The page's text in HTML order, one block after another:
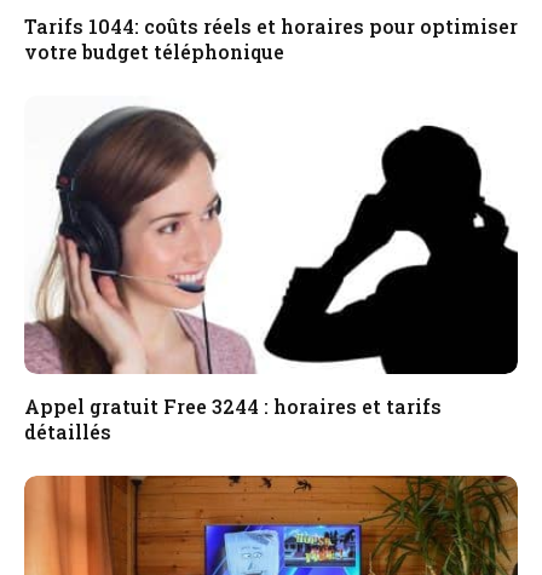
Tarifs 1044: coûts réels et horaires pour optimiser
votre budget téléphonique
Appel gratuit Free 3244 : horaires et tarifs
détaillés